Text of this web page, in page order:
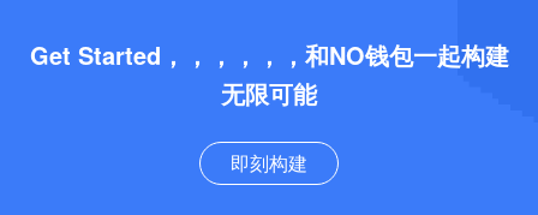
Get Started，，，，，，和NO钱包一起构建
无限可能
即刻构建